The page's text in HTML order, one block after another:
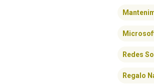
Redes
Regalo